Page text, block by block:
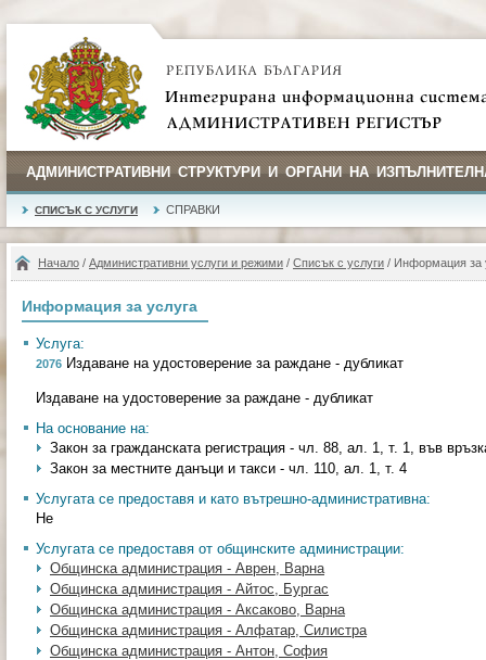
АДМИНИСТРАТИВНИ СТРУКТУРИ И ОРГАНИ НА
СПИСЪК С УСЛУГИ СПРАВКИ
Начало / Административни услуги и режими / Списък с услуги / Информация за
Информация за услуга
Услуга:
2076 Издаване на удостоверение за раждане - дубликат
Издаване на удостоверение за раждане - дубликат
На основание на:
Закон за гражданската регистрация - чл. 88, ал. 1, т. 1, във
Закон за местните данъци и такси - чл. 110, ал. 1, т. 4
Услугата се предоставя и като вътрешно-административна:
Не
Услугата се предоставя от общинските администрации:
Общинска администрация - Аврен, Варна
Общинска администрация - Айтос, Бургас
Общинска администрация - Аксаково, Варна
Общинска администрация - Алфатар, Силистра
Общинска администрация - Антон, София